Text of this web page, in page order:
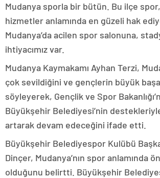
Mudanya sporla bir bütün. Bu ilçe
hizmetler anlamında en güzeli hak
Mudanya’da acilen spor salonuna,
ihtiyacımız var.
Mudanya Kaymakamı Ayhan Terzi,
çok sevildiğini ve gençlerin büyük
söyleyerek, Gençlik ve Spor
Büyükşehir Belediyesi’nin
artarak devam edeceğini ifade etti.
Büyükşehir Belediyespor Kulübü
Dinçer, Mudanya’nın spor anlamında
olduğunu belirtti. Büyükşehir